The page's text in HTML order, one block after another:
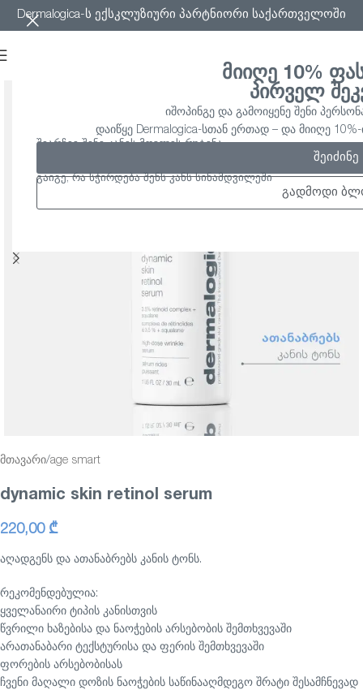
მიიღე 10%
პირველ
იშოპინგე და გამოიყენე შენი
დაიწყე Dermalogica-სთან ერთად – და მიიღე
შეარჩიე შენი კანის მოვლის რუტინა
შეიძინე
გაიგე, რა სჭირდება შენს კანს სინამდვილეში
გადმოდი
Dermalogica-ს ექსკლუზიური პარტნიორი საქართველოში
მთავარი/age smart
dynamic skin retinol serum
220,00 ₾
აღადგენს და ათანაბრებს კანის ტონს.
რეკომენდებულია:
ყველანაირი ტიპის კანისთვის
წვრილი ხაზებისა და ნაოჭების არსებობის შემთხვევაში
არათანაბარი ტექსტურისა და ფერის შემთხვევაში
ფორების არსებობისას
ჩვენი მაღალი დოზის ნაოჭების საწინააღმდეგო შრატი შესამჩნევად